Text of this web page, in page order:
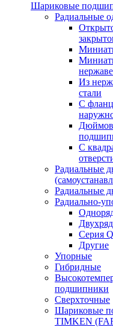
Шариковые
Радиальные
Из
стали
С
С
Радиальные
Радиальные
Радиально-
Серия
Другие
Упорные
Гибридные
подшипники
Сверхточные
Шариковые
TIMKEN